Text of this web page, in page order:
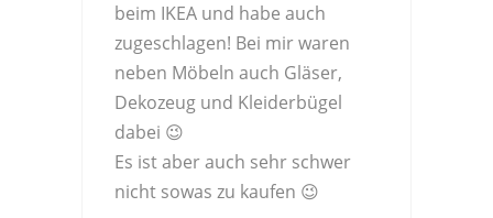
beim IKEA und habe auch
zugeschlagen! Bei mir waren
neben Möbeln auch Gläser,
Dekozeug und Kleiderbügel
dabei 😉
Es ist aber auch sehr schwer
nicht sowas zu kaufen 😉